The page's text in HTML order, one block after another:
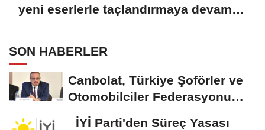
yeni eserlerle taçlandırmaya devam
SON HABERLER
Canbolat, Türkiye Şoförler ve
Otomobilciler Federasyonu
Başkanı Yiğiner...
İYİ Parti'den Süreç Yasası